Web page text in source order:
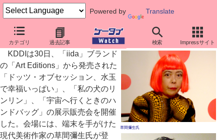
Powered by Translate
カテゴリ 過去記事 検索 Impressサイト
au草間彌生モデルを展示販売、詩の朗読で世界を語る
草間彌生氏
KDDIは30日、「iida」ブランド
の「Art Editions」から発売された
「ドッツ・オブセッション、水玉
で幸福いっぱい」、「私の犬のリ
ンリン」、「宇宙へ行くときのハ
ンドバッグ」の展示販売会を開催
した。会場には、端末を手がけた
現代美術作家の草間彌生氏が登